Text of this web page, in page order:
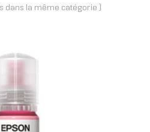
dans la même catégorie )